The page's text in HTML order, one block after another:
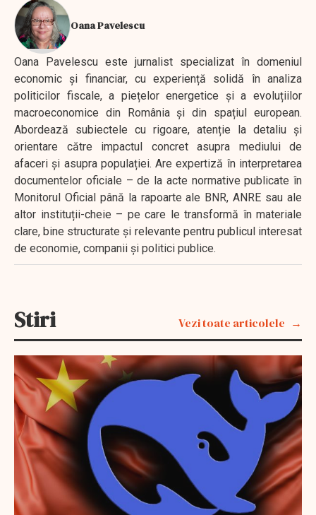
Oana Pavelescu
Oana Pavelescu este jurnalist specializat în domeniul
economic și financiar, cu experiență solidă în analiza
politicilor fiscale, a piețelor energetice și a evoluțiilor
macroeconomice din România și din spațiul european.
Abordează subiectele cu rigoare, atenție la detaliu și
orientare către impactul concret asupra mediului de
afaceri și asupra populației. Are expertiză în interpretarea
documentelor oficiale – de la acte normative publicate în
Monitorul Oficial până la rapoarte ale BNR, ANRE sau ale
altor instituții-cheie – pe care le transformă în materiale
clare, bine structurate și relevante pentru publicul interesat
de economie, companii și politici publice.
Stiri Vezi toate articolele